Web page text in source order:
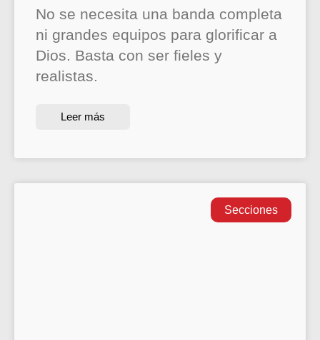
No se necesita una banda completa
ni grandes equipos para glorificar a
Dios. Basta con ser fieles y
realistas.
Leer más
Secciones